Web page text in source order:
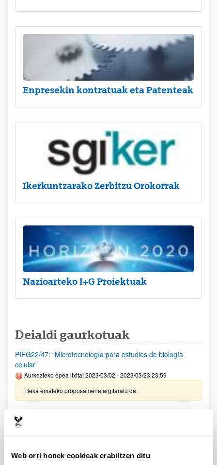
Web orri honek cookieak erabiltzen ditu
Enpresekin kontratuak eta Patenteak
Ikerkuntzarako Zerbitzu Orokorrak
Nazioarteko I+G Proiektuak
Deialdi gaurkotuak
PIFG22/47: “Microtecnología para estudios de biología
celular”
Aurkezteko epea itxita: 2023/03/02 - 2023/03/23 23:59
Beka emateko proposamena argitaratu da.
celular”
Aurkezteko epea itxita: 2023/03/03 - 2023/03/23 23:59